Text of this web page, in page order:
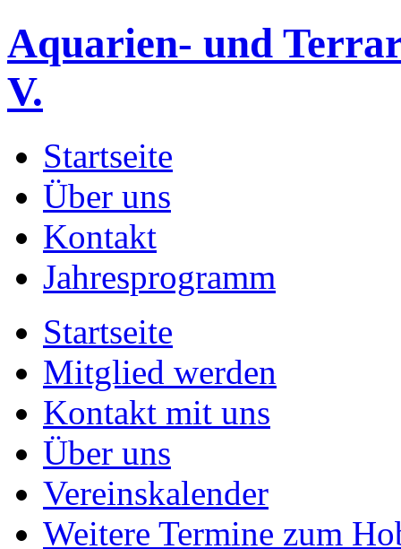
Aquarien- und
V.
Startseite
Über uns
Kontakt
Jahresprogramm
Startseite
Mitglied werden
Kontakt mit uns
Über uns
Vereinskalender
Weitere Termine zum